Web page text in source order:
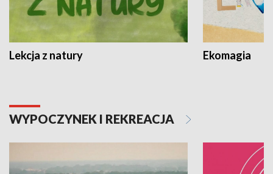
Lekcja z natury Ekomagia
WYPOCZYNEK I REKREACJA